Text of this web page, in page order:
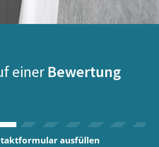
einer Bewertung
ausfüllen